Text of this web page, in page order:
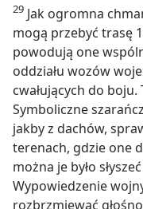
29 Jak ogromna
mogą przebyć trasę
powodują one
oddziału wozów
cwałujących do boju.
Symboliczne
jakby z dachów,
terenach, gdzie one
można je było
Wypowiedzenie
rozbrzmiewać